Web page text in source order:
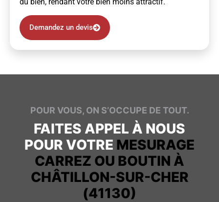
Demandez un devis
POUR VOUS, ON S’OCCUPE DE TOUT.
FAITES APPEL À NOUS
POUR VOTRE MESURAGE
CARREZ OU BOUTIN À
CHÂTILLON-SUR-CHER
(41130)